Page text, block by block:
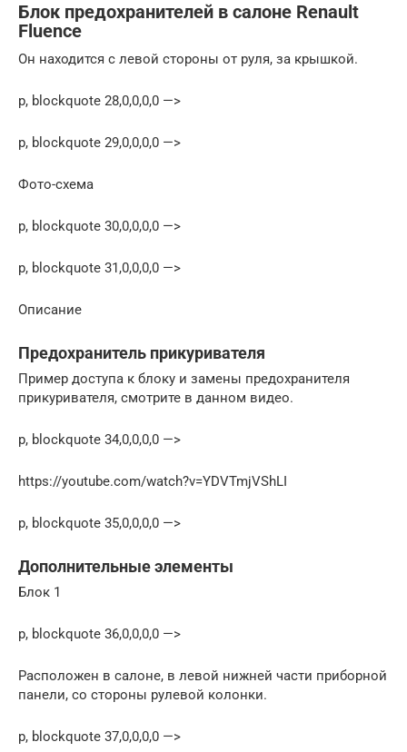
Блок предохранителей в салоне Renault
Fluence
Он находится с левой стороны от руля, за крышкой.
p, blockquote 28,0,0,0,0 —>
p, blockquote 29,0,0,0,0 —>
Фото-схема
p, blockquote 30,0,0,0,0 —>
p, blockquote 31,0,0,0,0 —>
Описание
Предохранитель прикуривателя
Пример доступа к блоку и замены предохранителя
прикуривателя, смотрите в данном видео.
p, blockquote 34,0,0,0,0 —>
https://youtube.com/watch?v=YDVTmjVShLI
p, blockquote 35,0,0,0,0 —>
Дополнительные элементы
Блок 1
p, blockquote 36,0,0,0,0 —>
Расположен в салоне, в левой нижней части приборной
панели, со стороны рулевой колонки.
p, blockquote 37,0,0,0,0 —>